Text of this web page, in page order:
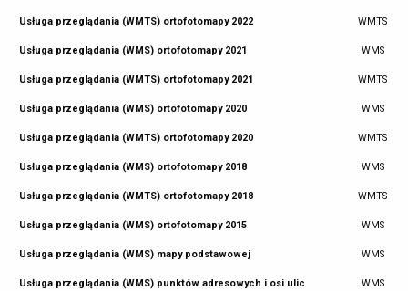
Usługa przeglądania (WMTS) ortofotomapy 2022 WMTS
Usługa przeglądania (WMS) ortofotomapy 2021 WMS
Usługa przeglądania (WMTS) ortofotomapy 2021 WMTS
Usługa przeglądania (WMS) ortofotomapy 2020 WMS
Usługa przeglądania (WMTS) ortofotomapy 2020 WMTS
Usługa przeglądania (WMS) ortofotomapy 2018 WMS
Usługa przeglądania (WMTS) ortofotomapy 2018 WMTS
Usługa przeglądania (WMS) ortofotomapy 2015 WMS
Usługa przeglądania (WMS) mapy podstawowej WMS
Usługa przeglądania (WMS) punktów adresowych i osi ulic WMS